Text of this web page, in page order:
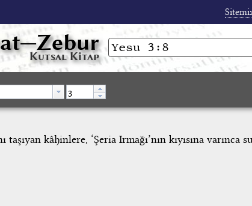
Kutsal Kitap
taşıyan kâhinlere, ‘Şeria Irmağı’nın kıyısına